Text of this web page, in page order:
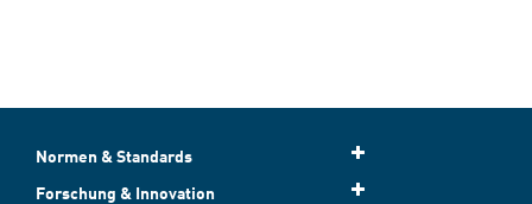
Normen & Standards
Forschung & Innovation